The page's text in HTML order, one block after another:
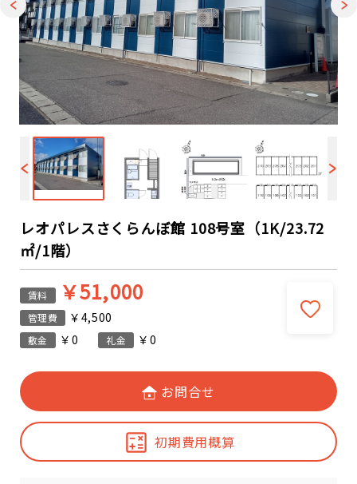
レオパレスさくらんぼ館 108号室（1K/23.72
㎡/1階）
賃料 ￥51,000
管理費 ￥4,500
敷金 ￥0 礼金 ￥0
お問合せ
初期費用概算